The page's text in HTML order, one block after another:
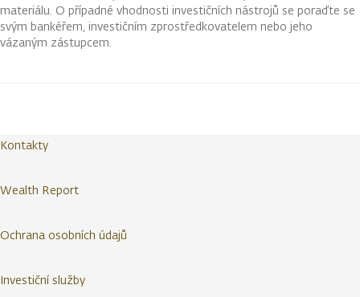
materiálu. O případné vhodnosti investičních nástrojů se poraďte se
svým bankéřem, investičním zprostředkovatelem nebo jeho
vázaným zástupcem.
Kontakty
Wealth Report
Ochrana osobních údajů
Investiční služby